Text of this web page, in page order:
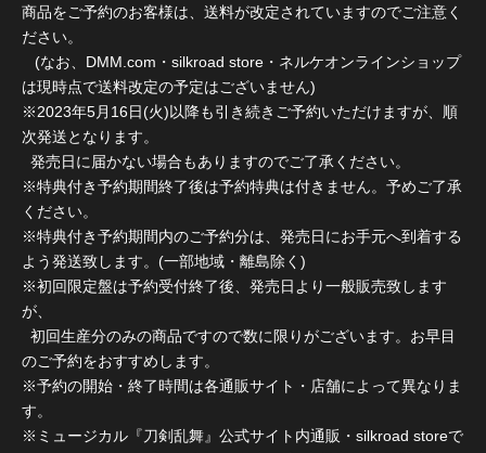
商品をご予約のお客様は、送料が改定されていますのでご注意く
ださい。
(なお、DMM.com・silkroad store・ネルケオンラインショップ
は現時点で送料改定の予定はございません)
※2023年5月16日(火)以降も引き続きご予約いただけますが、順
次発送となります。
発売日に届かない場合もありますのでご了承ください。
※特典付き予約期間終了後は予約特典は付きません。予めご了承
ください。
※特典付き予約期間内のご予約分は、発売日にお手元へ到着する
よう発送致します。(一部地域・離島除く)
※初回限定盤は予約受付終了後、発売日より一般販売致します
が、
初回生産分のみの商品ですので数に限りがございます。お早目
のご予約をおすすめします。
※予約の開始・終了時間は各通販サイト・店舗によって異なりま
す。
※ミュージカル『刀剣乱舞』公式サイト内通販・silkroad storeで